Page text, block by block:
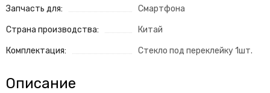
Запчасть для: Смартфона
Страна производства: Китай
Комплектация: Стекло под переклейку 1шт.
Описание